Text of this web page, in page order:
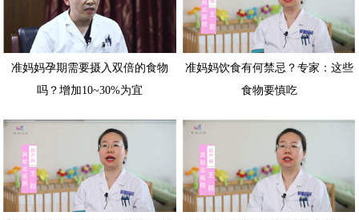
准妈妈孕期需要摄入双倍的食物
吗？增加10~30%为宜
准妈妈饮食有何禁忌？专家：这些
食物要慎吃